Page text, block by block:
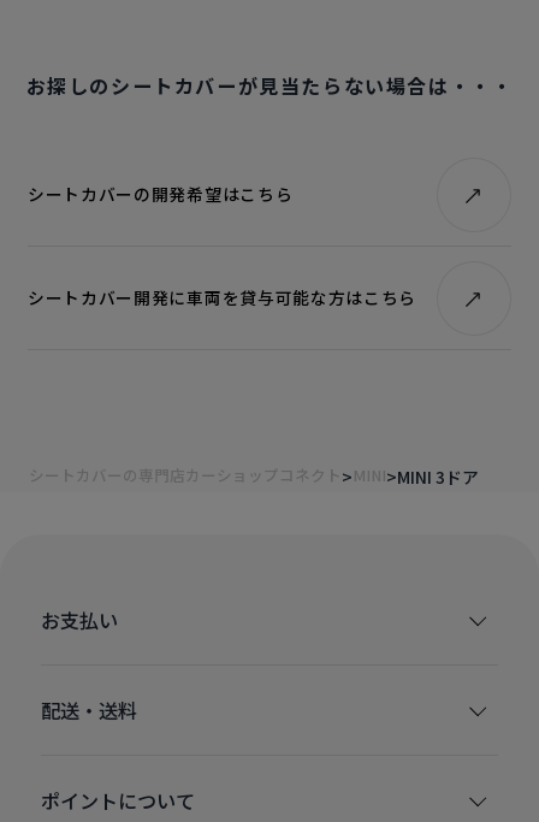
お探しのシートカバーが見当たらない場合は・・・
シートカバーの開発希望はこちら
シートカバー開発に車両を貸与可能な方はこちら
シートカバーの専門店カーショップコネクト MINI MINI 3ドア
お支払い
配送・送料
ポイントについて